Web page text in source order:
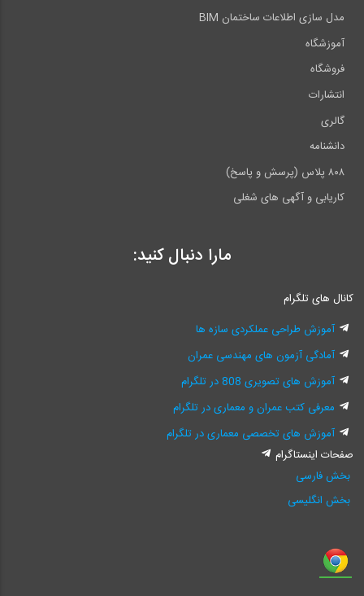
مدل سازی اطلاعات ساختمان BIM
آموزشگاه
فروشگاه
انتشارات
گالری
دانشنامه
۸۰۸ پلاس (پرسش و پاسخ)
کاریابی و آگهی های شغلی
مارا دنبال کنید:
کانال های تلگرام
آموزش طراحی عملکردی سازه ها
آمادگی آزمون های مهندسی عمران
آموزش های تصویری 808 در تلگرام
معرفی کتب عمران و معماری در تلگرام
آموزش های تخصصی معماری در تلگرام
صفحات اینستاگرام
بخش فارسی
بخش انگلیسی